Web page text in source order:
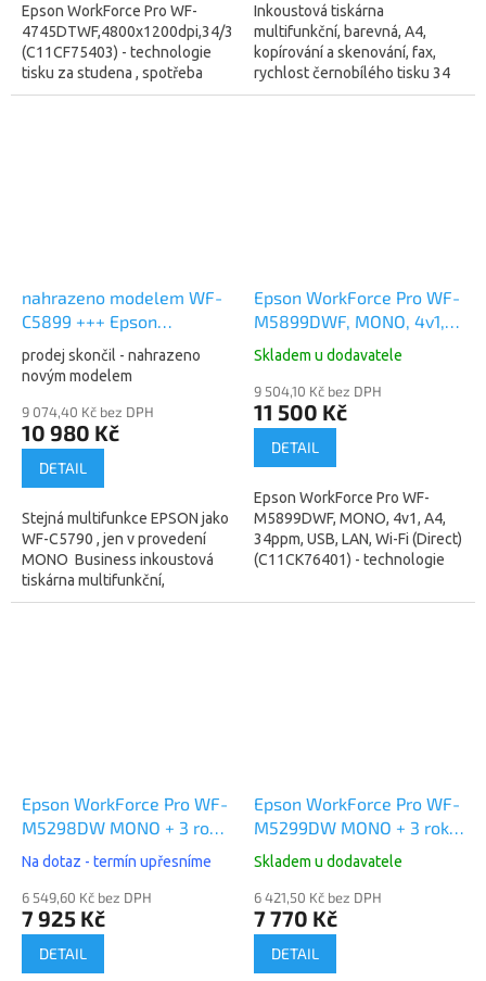
Epson WorkForce Pro WF-
4745DTWF,4800x1200dpi,34/30
(C11CF75403) - technologie
tisku za studena , spotřeba
energie: TEC 0,17
Inkoustová tiskárna
multifunkční, barevná, A4,
kopírování a skenování, fax,
rychlost černobílého tisku 34
str./min., rychlost barevného
nahrazeno modelem WF-
C5899 +++ Epson
WorkForce Pro WF-
M5799DWF MONO
prodej skončil - nahrazeno
novým modelem
9 074,40 Kč bez DPH
10 980 Kč
DETAIL
Stejná multifunkce EPSON jako
WF-C5790 , jen v provedení
MONO Business inkoustová
tiskárna multifunkční,
černobílá, A4, kopírování a
Epson WorkForce Pro WF-
M5899DWF, MONO, 4v1,
A4, 34ppm, USB, LAN, Wi-
Skladem u dodavatele
9 504,10 Kč bez DPH
11 500 Kč
DETAIL
Epson WorkForce Pro WF-
M5899DWF, MONO, 4v1, A4,
34ppm, USB, LAN, Wi-Fi (Direct)
(C11CK76401) - technologie
27W (žárovka) (záruka 12
Epson WorkForce Pro WF-
M5298DW MONO + 3 roky
záruka OnSite
Na dotaz - termín upřesníme
6 549,60 Kč bez DPH
7 925 Kč
DETAIL
Epson WorkForce Pro WF-
M5299DW MONO + 3 roky
záruka OnSite
Skladem u dodavatele
6 421,50 Kč bez DPH
7 770 Kč
DETAIL